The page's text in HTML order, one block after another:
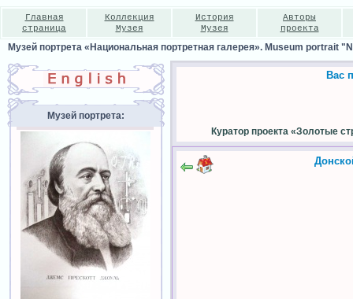
Главная
страница
Коллекция
Музея
История
Музея
Авторы
проекта
Музей портрета «Национальная портретная галерея». Museum portrait
Музей портрета:
Вас
Куратор проекта «Золотые